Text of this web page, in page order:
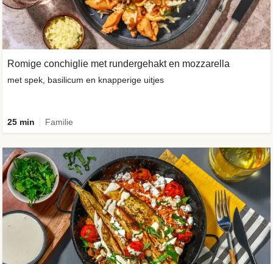
Romige conchiglie met rundergehakt en mozzarella
met spek, basilicum en knapperige uitjes
25 min Familie